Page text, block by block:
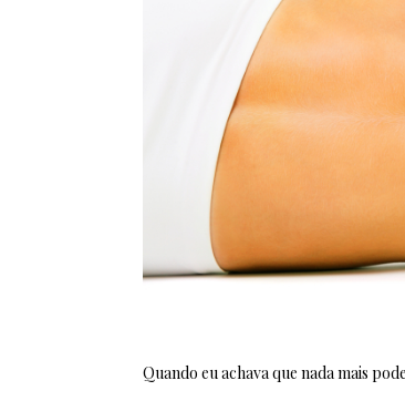
Quando eu achava que nada mais